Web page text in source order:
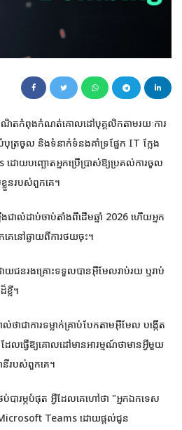
ធឺណិតកំពុងកំណត់គោលដៅបុគ្គលិកតាមរយៈការ
ត្រចូល និងទំនាក់ទំនងគាំទ្រផ្នែក IT ក្លែង
ោយបញ្ឆោតអ្នកប្រើប្រាស់ឱ្យប្រគល់ការចូល
លួនរបស់ពួកគេ។
ងជាលំដាប់ចាប់តាំងពីដើមឆ្នាំ 2026 ហើយអ្នក
គេនៅឆ្ងាយពីការថយចុះ។
ដោយជនរងគ្រោះទទួលបានអ៊ីមែលរាប់រយ ឬរាប់
លី។
ថាជាការទម្លាក់គ្រាប់បែកតាមអ៊ីមែល បង្កើត
ែលធ្វើឱ្យគោលដៅមានអារម្មណ៍ថាមានអ្វីមួយ
នីរបស់ពួកគេ។
បារម្ភបំផុត អ្វីដែលគេហៅថា "អ្នកឯកទេស
Microsoft Teams ដោយផ្តល់ជូន